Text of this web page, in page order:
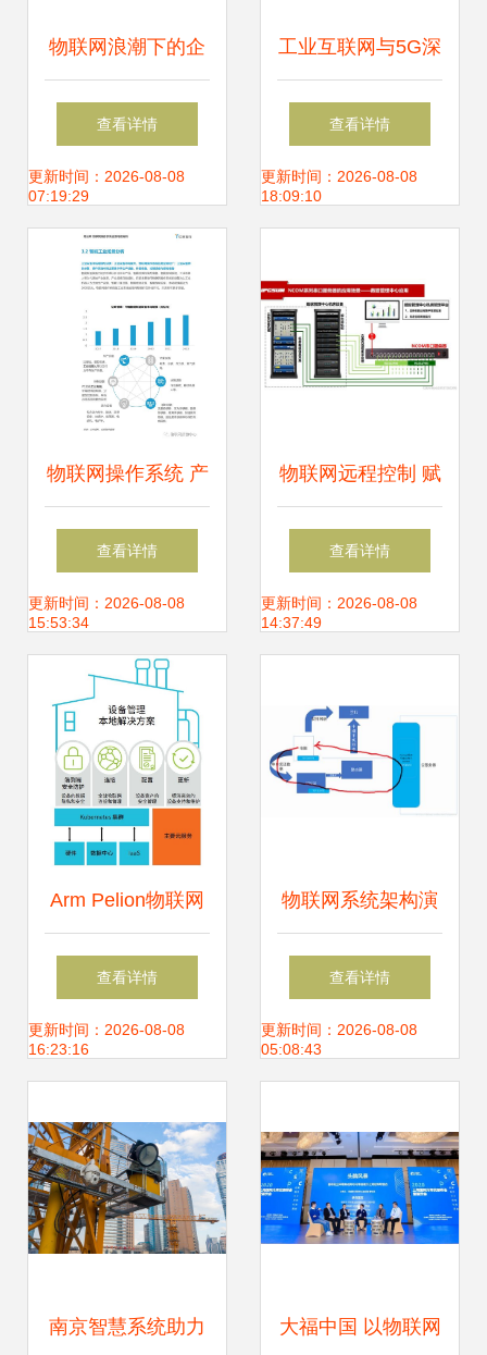
物联网浪潮下的企
业数字商业转型之
路
查看详情
更新时间：2026-08-08
07:19:29
工业互联网与5G深
度融合 物联网应用
服务的场景布局与
查看详情
更新时间：2026-08-08
18:09:10
物联网操作系统 产
业背景、应用场景
与服务生态的融合
演进
查看详情
更新时间：2026-08-08
15:53:34
物联网远程控制 赋
能千行百业的应用
案例与服务新形态
查看详情
更新时间：2026-08-08
14:37:49
Arm Pelion物联网
设备管理服务 助力
智能电表制造商实
的基石
查看详情
更新时间：2026-08-08
16:23:16
物联网系统架构演
进 聚焦云服务器与
物联网应用服务
查看详情
更新时间：2026-08-08
05:08:43
南京智慧系统助力 大福中国 以物联网